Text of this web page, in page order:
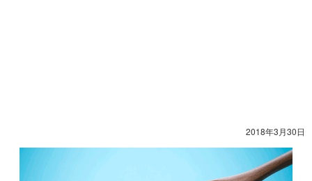
2018年3月30日